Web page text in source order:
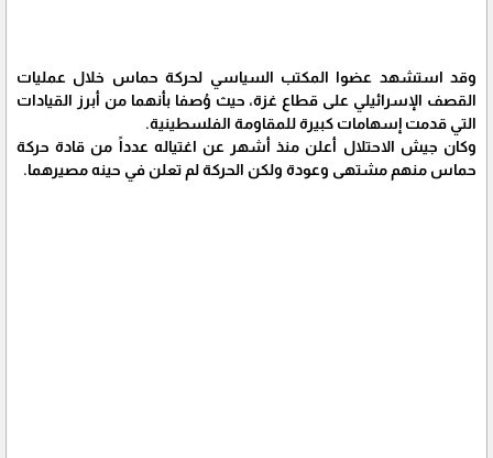
وقد استشهد عضوا المكتب السياسي لحركة حماس خلال عمليات
القصف الإسرائيلي على قطاع غزة، حيث وُصفا بأنهما من أبرز القيادات
التي قدمت إسهامات كبيرة للمقاومة الفلسطينية.
وكان جيش الاحتلال أعلن منذ أشهر عن اغتياله عدداً من قادة حركة
حماس منهم مشتهى وعودة ولكن الحركة لم تعلن في حينه مصيرهما.